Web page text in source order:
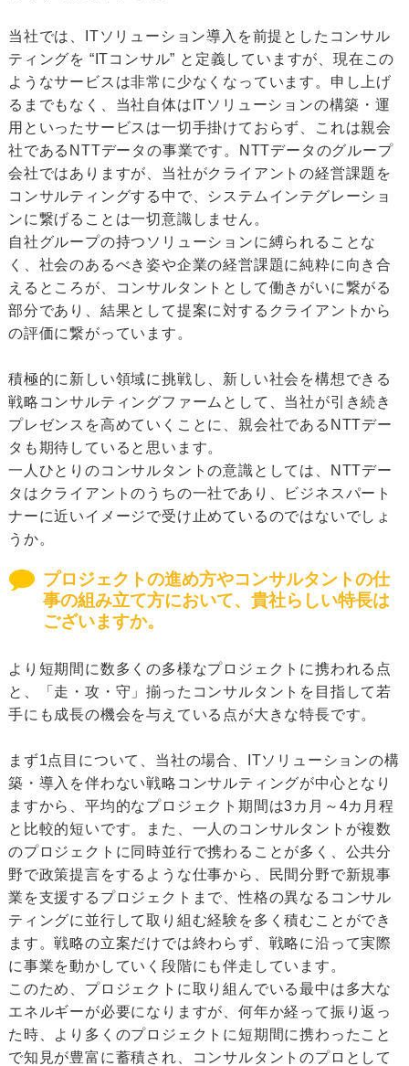
当社では、ITソリューション導入を前提としたコンサル
ティングを “ITコンサル” と定義していますが、現在この
ようなサービスは非常に少なくなっています。申し上げ
るまでもなく、当社自体はITソリューションの構築・運
用といったサービスは一切手掛けておらず、これは親会
社であるNTTデータの事業です。NTTデータのグループ
会社ではありますが、当社がクライアントの経営課題を
コンサルティングする中で、システムインテグレーショ
ンに繋げることは一切意識しません。
自社グループの持つソリューションに縛られることな
く、社会のあるべき姿や企業の経営課題に純粋に向き合
えるところが、コンサルタントとして働きがいに繋がる
部分であり、結果として提案に対するクライアントから
の評価に繋がっています。
積極的に新しい領域に挑戦し、新しい社会を構想できる
戦略コンサルティングファームとして、当社が引き続き
プレゼンスを高めていくことに、親会社であるNTTデー
タも期待していると思います。
一人ひとりのコンサルタントの意識としては、NTTデー
タはクライアントのうちの一社であり、ビジネスパート
ナーに近いイメージで受け止めているのではないでしょ
うか。
プロジェクトの進め方やコンサルタントの仕
事の組み立て方において、貴社らしい特長は
ございますか。
より短期間に数多くの多様なプロジェクトに携われる点
と、「走・攻・守」揃ったコンサルタントを目指して若
手にも成長の機会を与えている点が大きな特長です。
まず1点目について、当社の場合、ITソリューションの構
築・導入を伴わない戦略コンサルティングが中心となり
ますから、平均的なプロジェクト期間は3カ月～4カ月程
と比較的短いです。また、一人のコンサルタントが複数
のプロジェクトに同時並行で携わることが多く、公共分
野で政策提言をするような仕事から、民間分野で新規事
業を支援するプロジェクトまで、性格の異なるコンサル
ティングに並行して取り組む経験を多く積むことができ
ます。戦略の立案だけでは終わらず、戦略に沿って実際
に事業を動かしていく段階にも伴走しています。
このため、プロジェクトに取り組んでいる最中は多大な
エネルギーが必要になりますが、何年か経って振り返っ
た時、より多くのプロジェクトに短期間に携わったこと
で知見が豊富に蓄積され、コンサルタントのプロとして